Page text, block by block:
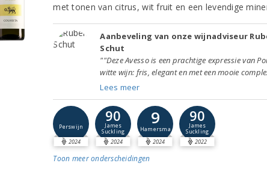
met tonen van citrus, wit fruit en een levendige
Aanbeveling van onze wijnadviseur
Schut
""Deze Avesso is een prachtige expressie van
witte wijn: fris, elegant en met een mooie
Lees meer
Perswijn
2024
90
James
Suckling
2024
9
Hamersma
2024
90
James
Suckling
2022
Toon meeronderscheidingen